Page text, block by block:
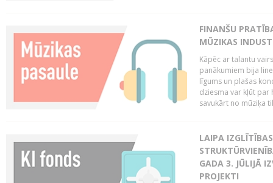
FINANŠU
MŪZIKAS
Kāpēc ar talantu
panākumiem bija
līgums un plašas
dziesma var kļūt par
savukārt no mūziķa
LAIPA
GADA 3. JŪLIJĀ
PROJEKTI